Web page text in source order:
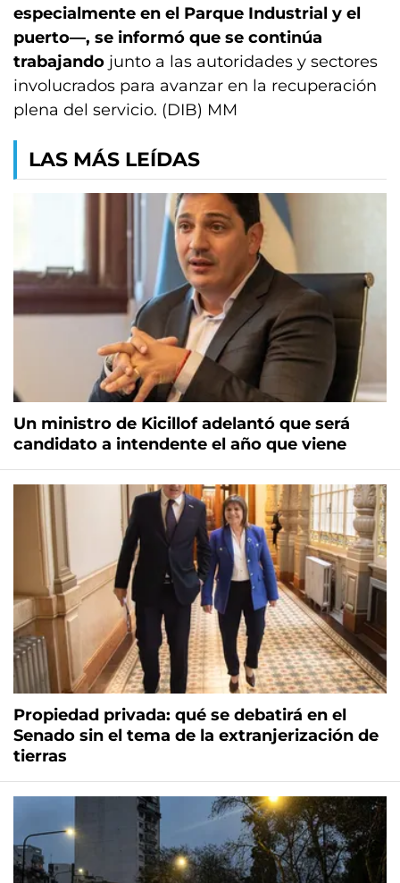
especialmente en el Parque Industrial y el
puerto—, se informó que se continúa
trabajando junto a las autoridades y sectores
involucrados para avanzar en la recuperación
plena del servicio. (DIB) MM
LAS MÁS LEÍDAS
Un ministro de Kicillof adelantó que será
candidato a intendente el año que viene
Propiedad privada: qué se debatirá en el
Senado sin el tema de la extranjerización de
tierras